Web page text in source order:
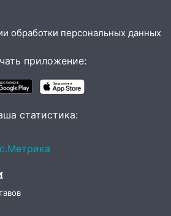
едут звезды
областной суд
приговор руководству
за махинации на
выступили на
области убрали
зерновых и
обработки персональных данных
приложение:
статистика: